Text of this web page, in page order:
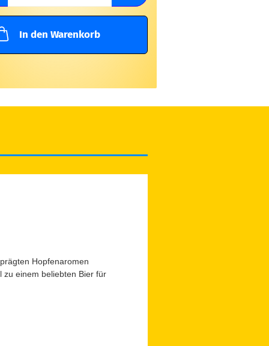
In den Warenkorb
Hopfenaromen
zu einem beliebten Bier für